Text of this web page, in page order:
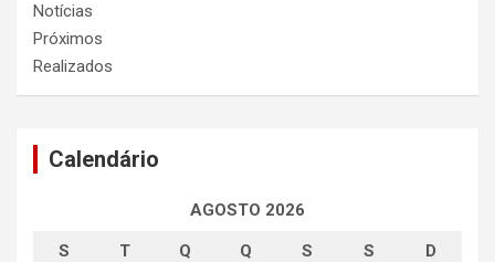
Notícias
Próximos
Realizados
Calendário
AGOSTO 2026
S T Q Q S S D